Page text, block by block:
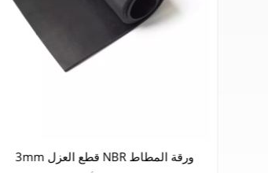
ورقة المطاط العازلة لغرفة التوزيع